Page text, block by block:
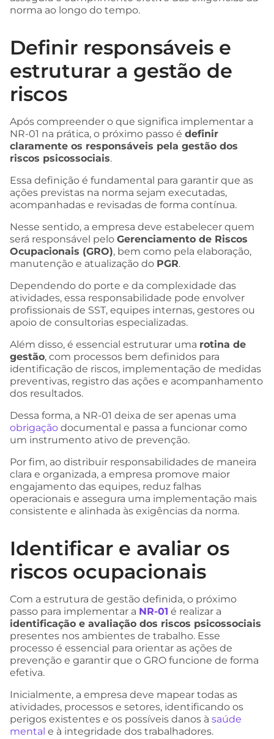
norma ao longo do tempo.
Definir responsáveis e
estruturar a gestão de
riscos
Após compreender o que significa implementar a
NR-01 na prática, o próximo passo é definir
claramente os responsáveis pela gestão dos
riscos psicossociais.
Essa definição é fundamental para garantir que as
ações previstas na norma sejam executadas,
acompanhadas e revisadas de forma contínua.
Nesse sentido, a empresa deve estabelecer quem
será responsável pelo Gerenciamento de Riscos
Ocupacionais (GRO), bem como pela elaboração,
manutenção e atualização do PGR.
Dependendo do porte e da complexidade das
atividades, essa responsabilidade pode envolver
profissionais de SST, equipes internas, gestores ou
apoio de consultorias especializadas.
Além disso, é essencial estruturar uma rotina de
gestão, com processos bem definidos para
identificação de riscos, implementação de medidas
preventivas, registro das ações e acompanhamento
dos resultados.
Dessa forma, a NR-01 deixa de ser apenas uma
obrigação documental e passa a funcionar como
um instrumento ativo de prevenção.
Por fim, ao distribuir responsabilidades de maneira
clara e organizada, a empresa promove maior
engajamento das equipes, reduz falhas
operacionais e assegura uma implementação mais
consistente e alinhada às exigências da norma.
Identificar e avaliar os
riscos ocupacionais
Com a estrutura de gestão definida, o próximo
passo para implementar a NR-01 é realizar a
identificação e avaliação dos riscos psicossociais
presentes nos ambientes de trabalho. Esse
processo é essencial para orientar as ações de
prevenção e garantir que o GRO funcione de forma
efetiva.
Inicialmente, a empresa deve mapear todas as
atividades, processos e setores, identificando os
perigos existentes e os possíveis danos à saúde
mental e à integridade dos trabalhadores.